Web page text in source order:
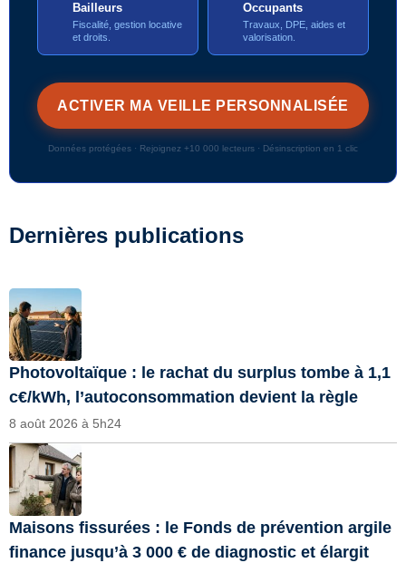
Bailleurs
Fiscalité, gestion locative
et droits.
Occupants
Travaux, DPE, aides et
valorisation.
Données protégées · Rejoignez +10 000 lecteurs · Désinscription en 1 clic
Dernières publications
Photovoltaïque : le rachat du surplus tombe à 1,1
c€/kWh, l’autoconsommation devient la règle
8 août 2026 à 5h24
Maisons fissurées : le Fonds de prévention argile
finance jusqu’à 3 000 € de diagnostic et élargit